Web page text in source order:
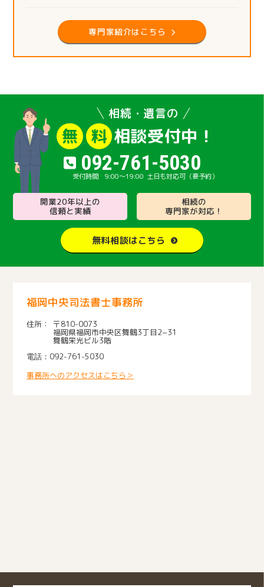
専門家紹介はこちら
相続・遺言の
無 料 相談受付中！
092-761-5030
9:00～19:00 土日も対応可（要予約）
開業20年以上の
信頼と実績
相続の
専門家が対応！
無料相談はこちら
福岡中央司法書士事務所
〒810-0073
福岡県福岡市中央区舞鶴3丁目2−31
舞鶴栄光ビル3階
092-761-5030
事務所へのアクセスはこちら＞